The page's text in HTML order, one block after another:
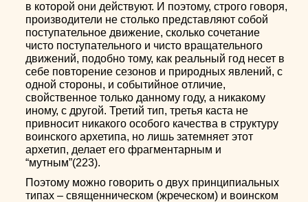
в которой они действуют. И поэтому, строго говоря,
производители не столько представляют собой
поступательное движение, сколько сочетание
чисто поступательного и чисто вращательного
движений, подобно тому, как реальный год несет в
себе повторение сезонов и природных явлений, с
одной стороны, и событийное отличие,
свойственное только данному году, а никакому
иному, с другой. Третий тип, третья каста не
привносит никакого особого качества в структуру
воинского архетипа, но лишь затемняет этот
архетип, делает его фрагментарным и
“мутным”(223).
Поэтому можно говорить о двух принципиальных
типах – священническом (жреческом) и воинском